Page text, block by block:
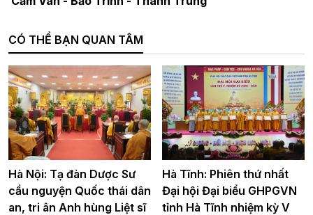
CÓ THỂ BẠN QUAN TÂM
Hà Nội: Tạ đàn Dược Sư
cầu nguyện Quốc thái dân
an, tri ân Anh hùng Liệt sĩ
Hà Tĩnh: Phiên thứ nhất
Đại hội Đại biểu GHPGVN
tỉnh Hà Tĩnh nhiệm kỳ V